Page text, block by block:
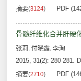
摘要(3124) PDF
骨髓纤维化合并肝硬
张莉, 付晓霞, 李洵
2015, 31(2): 280-281.
摘要(2710) PDF